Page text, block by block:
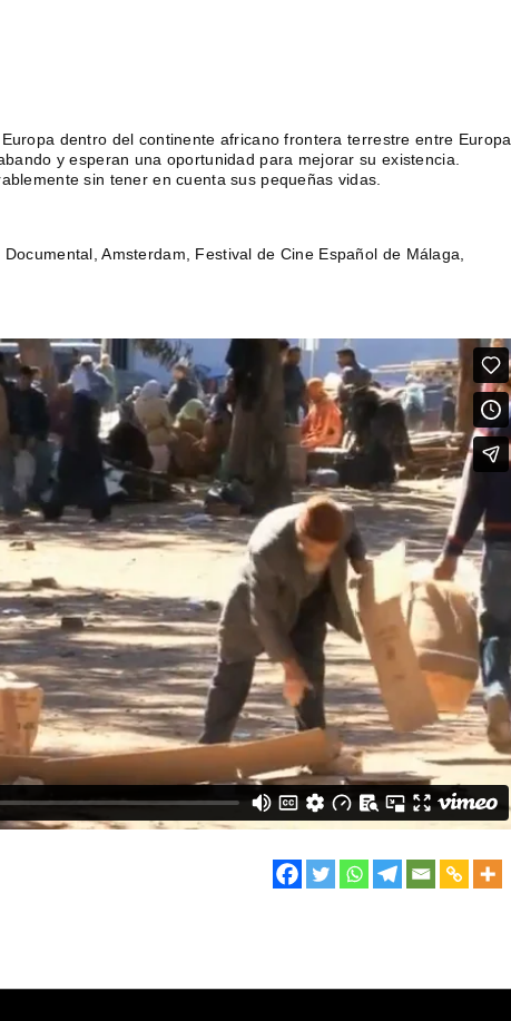
dentro del continente africano frontera terrestre entre Europa
y esperan una oportunidad para mejorar su existencia.
sin tener en cuenta sus pequeñas vidas.
Amsterdam, Festival de Cine Español de Málaga,